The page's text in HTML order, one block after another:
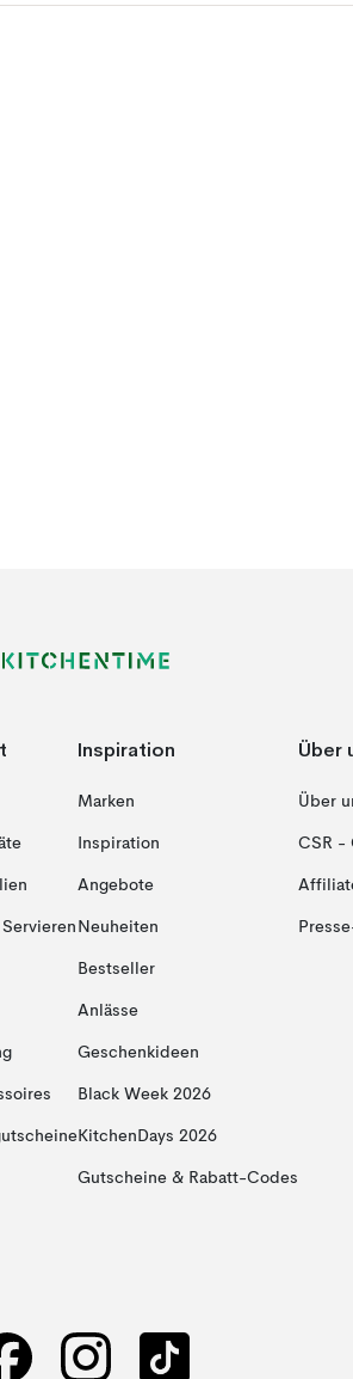
Inspiration
Marken
Inspiration
Angebote
Neuheiten
Bestseller
Anlässe
Geschenkideen
Black Week 2026
KitchenDays 2026
Gutscheine & Rabatt-Codes
Über
Über
CSR -